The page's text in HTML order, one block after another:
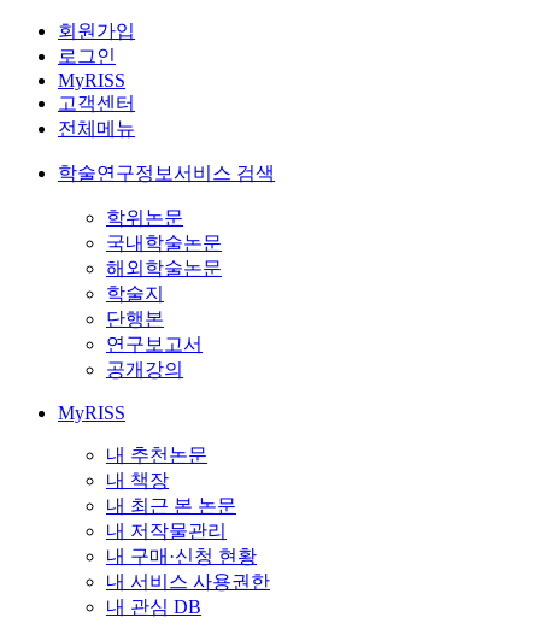
회원가입
로그인
MyRISS
고객센터
전체메뉴
학술연구정보서비스 검색
학위논문
국내학술논문
해외학술논문
학술지
단행본
연구보고서
공개강의
MyRISS
내 추천논문
내 책장
내 최근 본 논문
내 저작물관리
내 구매·신청 현황
내 서비스 사용권한
내 관심 DB